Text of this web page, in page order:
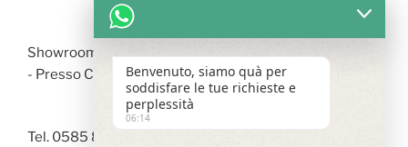
Showroom Via Arzelà - 19037 S. Stefano di Magra (SP)
- Presso Centro Commerciale LA FABBRICA
Tel. 0585 842246 |
Benvenuto, siamo quà per
soddisfare le tue richieste e
perplessità
06:14